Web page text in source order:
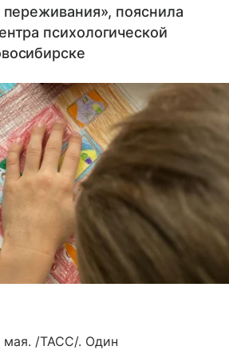
переживания», пояснила
психологической
/ТАСС/. Один